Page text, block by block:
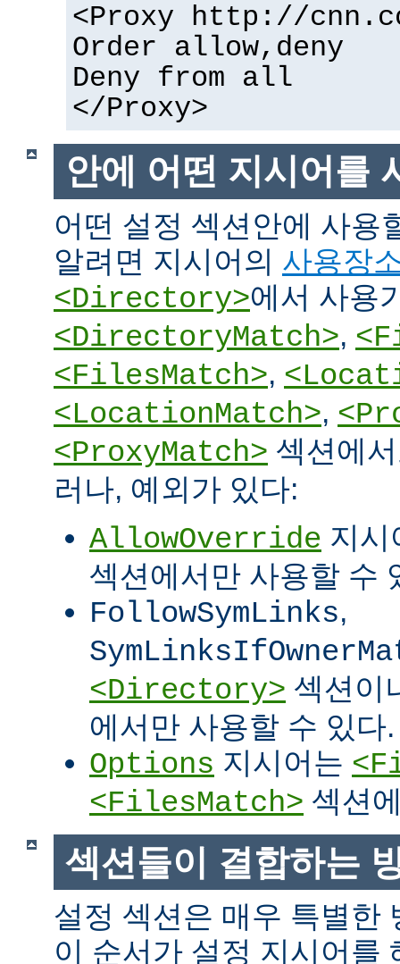
<Proxy http://
Order allow,deny
Deny from all
</Proxy>
안에 어떤 지시어를
어떤 설정 섹션안에 사용
알려면 지시어의 사용장
<Directory>에서 사용
<DirectoryMatch>,
<FilesMatch>,
<LocationMatch>,
<ProxyMatch> 섹션에
러나, 예외가 있다:
AllowOverride 지
섹션에서만 사용할 수
FollowSymLinks,
<Directory> 섹션이
에서만 사용할 수 있다.
Options 지시어는
<FilesMatch> 섹션
섹션들이 결합하는
설정 섹션은 매우 특별한
이 순서가 설정 지시어를